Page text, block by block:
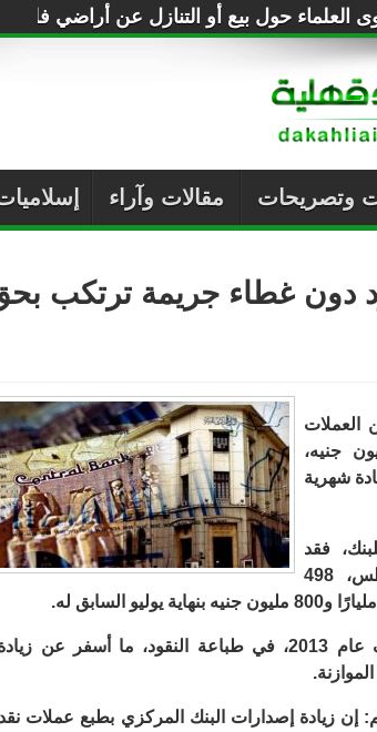
العلماء حول بيع أو التنازل عن أراضي
وتصريحات مقالات وآراء
دون غطاء جريمة ترتكب
العملات
18 مليارًا و400 مليون جنيه،
شهرية
فقد
سجل النقد المطبوع بنهاية أغسطس، 498
وتوسع البنك المركزي، منذ منتصف عام 2013، في طباعة النقود، ما أسفر
إن زيادة إصدارات البنك المركزي بطبع عملات